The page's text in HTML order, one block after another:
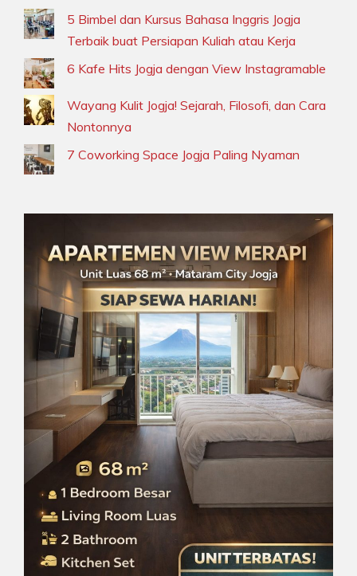
5 Bimbel dan Kursus Bahasa Inggris Jogja
Terbaik buat Persiapan Kuliah atau Kerja
6 Kafe Hits Jogja dengan View Instagramable
Wayang Kulit Jogja! Sejarah, Filosofi, dan Cara
Nontonnya
7 Coworking Space Jogja Paling Nyaman